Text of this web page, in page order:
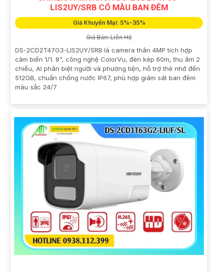
LIS2UY/SRB CÓ MÀU BAN ĐÊM
Giá Khuyến Mại: 5%-35%
Giá Bán: Liên Hệ
DS-2CD2T47G3-LIS2UY/SRB là camera thân 4MP tích hợp
cảm biến 1/1. 8", công nghệ ColorVu, đèn kép 60m, thu âm 2
chiều, AI phân biệt người và phương tiện, hỗ trợ thẻ nhớ đến
512GB, chuẩn chống nước IP67, phù hợp giám sát ban đêm
màu sắc 24/7